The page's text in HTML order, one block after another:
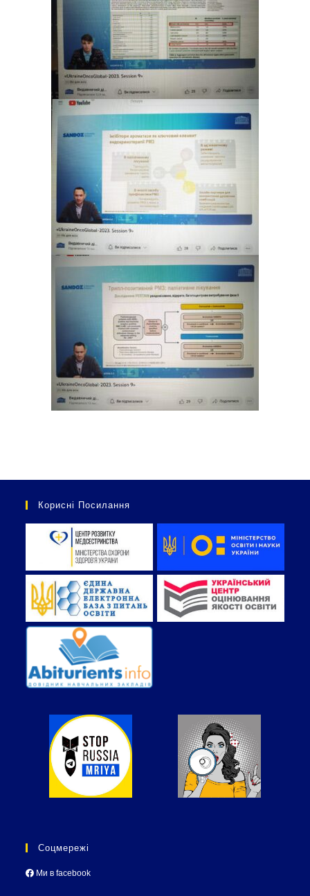
Корисні Посилання
Соцмережі
Ми в facebook